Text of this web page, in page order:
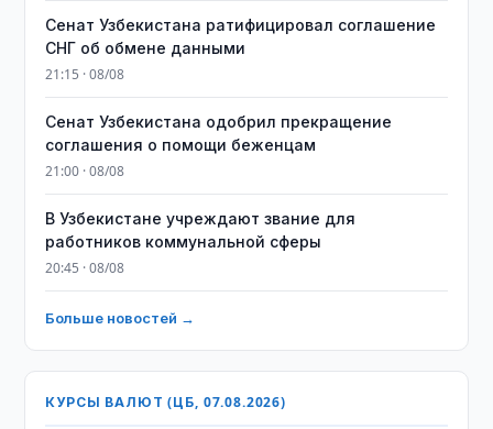
Сенат Узбекистана ратифицировал соглашение
СНГ об обмене данными
21:15 · 08/08
Сенат Узбекистана одобрил прекращение
соглашения о помощи беженцам
21:00 · 08/08
В Узбекистане учреждают звание для
работников коммунальной сферы
20:45 · 08/08
Больше новостей →
КУРСЫ ВАЛЮТ (ЦБ, 07.08.2026)